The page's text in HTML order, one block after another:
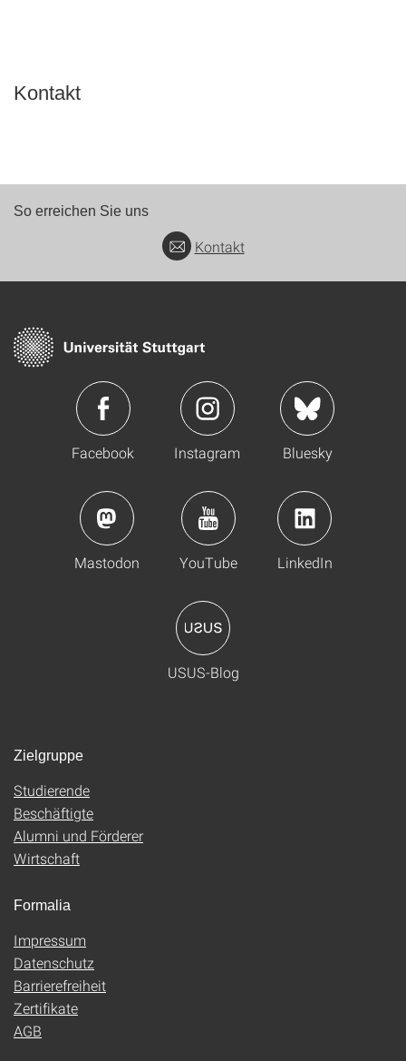
Kontakt
So erreichen Sie uns
Kontakt
Facebook Instagram Bluesky
Mastodon YouTube LinkedIn
USUS-Blog
Zielgruppe
Studierende
Beschäftigte
Alumni und Förderer
Wirtschaft
Formalia
Impressum
Datenschutz
Barrierefreiheit
Zertifikate
AGB